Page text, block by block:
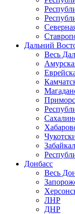
Дальний
Весь
Донбасс
Весь
ЛНР
ДНР